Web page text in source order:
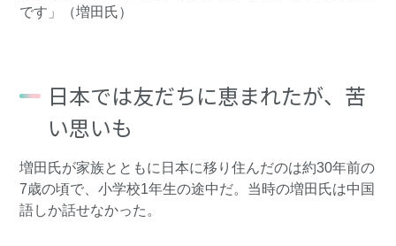
です」（増田氏）
日本では友だちに恵まれたが、苦
い思いも
増田氏が家族とともに日本に移り住んだのは約30年前の
7歳の頃で、小学校1年生の途中だ。当時の増田氏は中国
語しか話せなかった。